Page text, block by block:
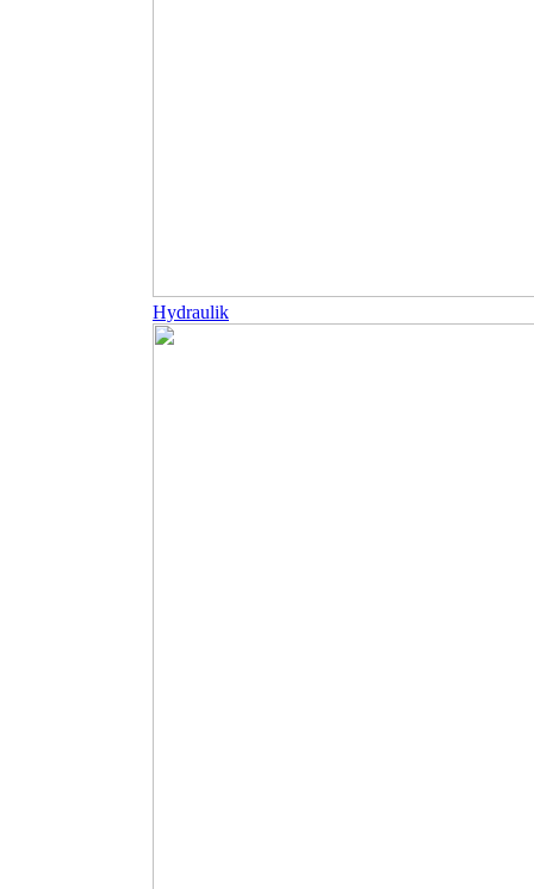
Hydraulik